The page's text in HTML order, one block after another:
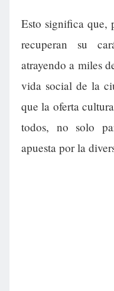
Esto significa que,
recuperan su
atrayendo a miles
vida social de la
que la oferta
todos, no solo
apuesta por la